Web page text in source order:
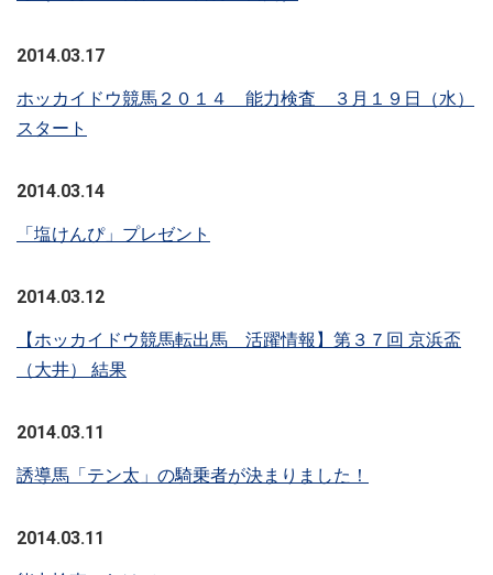
2014.03.17
ホッカイドウ競馬２０１４ 能力検査 ３月１９日（水）
スタート
2014.03.14
「塩けんぴ」プレゼント
2014.03.12
【ホッカイドウ競馬転出馬 活躍情報】第３７回 京浜盃
（大井） 結果
2014.03.11
誘導馬「テン太」の騎乗者が決まりました！
2014.03.11